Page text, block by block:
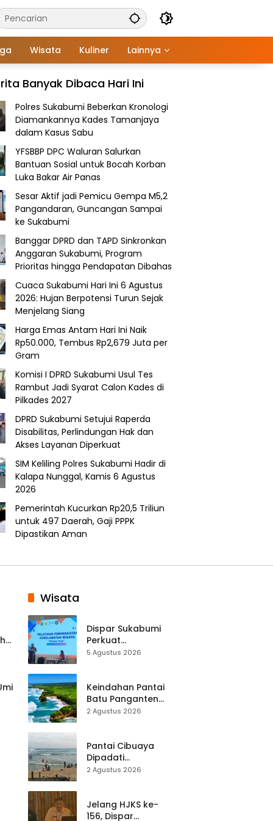
Wisata Kuliner Lainnya
Banyak Dibaca Hari Ini
Polres Sukabumi Beberkan Kronologi
Diamankannya Kades Tamanjaya
dalam Kasus Sabu
YFSBBP DPC Waluran Salurkan
Bantuan Sosial untuk Bocah Korban
Luka Bakar Air Panas
Sesar Aktif jadi Pemicu Gempa M5,2
Pangandaran, Guncangan Sampai
ke Sukabumi
Banggar DPRD dan TAPD Sinkronkan
Anggaran Sukabumi, Program
Prioritas hingga Pendapatan Dibahas
Cuaca Sukabumi Hari Ini 6 Agustus
2026: Hujan Berpotensi Turun Sejak
Menjelang Siang
Harga Emas Antam Hari Ini Naik
Rp50.000, Tembus Rp2,679 Juta per
Gram
Komisi I DPRD Sukabumi Usul Tes
Rambut Jadi Syarat Calon Kades di
Pilkades 2027
DPRD Sukabumi Setujui Raperda
Disabilitas, Perlindungan Hak dan
Akses Layanan Diperkuat
SIM Keliling Polres Sukabumi Hadir di
Kalapa Nunggal, Kamis 6 Agustus
2026
Pemerintah Kucurkan Rp20,5 Triliun
untuk 497 Daerah, Gaji PPPK
Dipastikan Aman
Wisata
Dispar Sukabumi
Perkuat
Keselamatan
Mitigasi hingga
Teknik Evakuasi
5 Agustus 2026
Keindahan Pantai
Batu Panganten
Mulai Dilirik
2 Agustus 2026
Pantai Cibuaya
Dipadati
Wisatawan,
Waspada
2 Agustus 2026
Jelang HJKS ke-
156, Dispar